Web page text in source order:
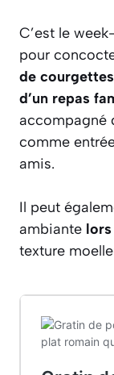
C’est le
pour
de courgettes
d’un repas
accompagné
comme
amis.
Il peut
ambiante
texture